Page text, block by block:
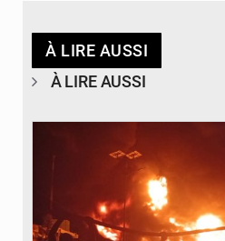
À LIRE AUSSI
À LIRE AUSSI